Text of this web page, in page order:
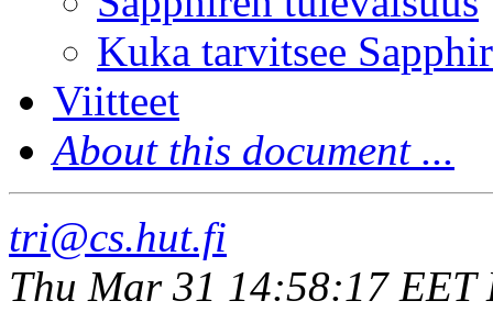
Kuka tarvitsee
Viitteet
About this document ...
tri@cs.hut.fi
Thu Mar 31 14:58:17 EET